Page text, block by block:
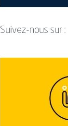
Suivez-nous sur :